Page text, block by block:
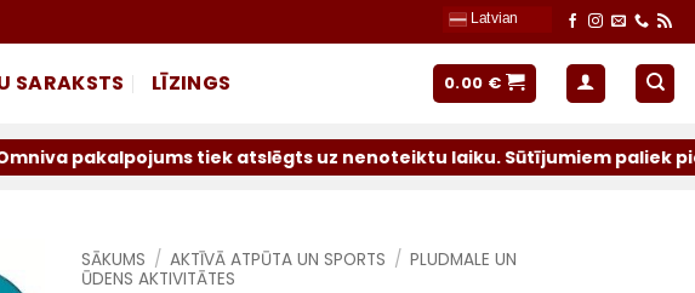
Latvian
SARAKSTS LĪZINGS 0.00 €
tiek atslēgts uz nenoteiktu laiku. Sūtījumiem paliek pieejami
SĀKUMS / AKTĪVĀ ATPŪTA UN SPORTS / PLUDMALE UN
ŪDENS AKTIVITĀTES